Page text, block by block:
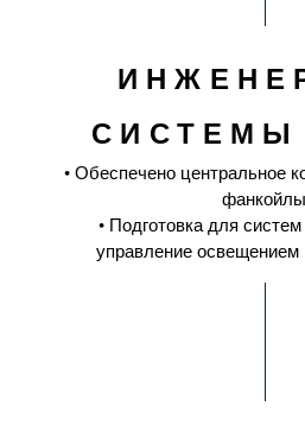
СИСТЕМЫ
• Обеспечено центральное
• Подготовка для
управление освещением